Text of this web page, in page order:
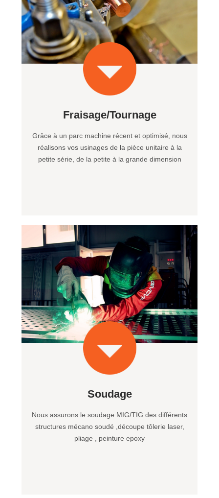
Fraisage/Tournage
Grâce à un parc machine récent et optimisé, nous
réalisons vos usinages de la pièce unitaire à la
petite série, de la petite à la grande dimension
Soudage
Nous assurons le soudage MIG/TIG des différents
structures mécano soudé ,découpe tôlerie laser,
pliage , peinture epoxy